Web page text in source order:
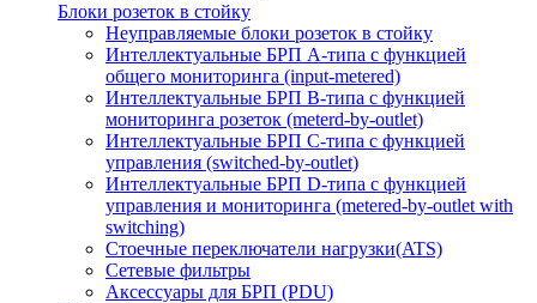
Блоки розеток в стойку
Неуправляемые блоки розеток в стойку
Интеллектуальные БРП А-типа с функцией
общего мониторинга (input-metered)
Интеллектуальные БРП B-типа с функцией
мониторинга розеток (meterd-by-outlet)
Интеллектуальные БРП C-типа с функцией
управления (switched-by-outlet)
Интеллектуальные БРП D-типа с функцией
управления и мониторинга (metered-by-outlet with
switching)
Стоечные переключатели нагрузки(ATS)
Сетевые фильтры
Аксессуары для БРП (PDU)